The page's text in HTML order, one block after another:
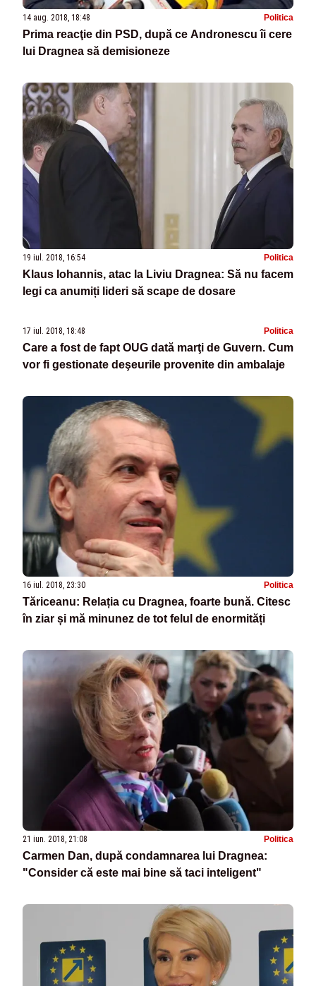
14 aug. 2018, 18:48 Politica
Prima reacţie din PSD, după ce Andronescu îi cere
lui Dragnea să demisioneze
19 iul. 2018, 16:54 Politica
Klaus Iohannis, atac la Liviu Dragnea: Să nu facem
legi ca anumiți lideri să scape de dosare
17 iul. 2018, 18:48 Politica
Care a fost de fapt OUG dată marţi de Guvern. Cum
vor fi gestionate deşeurile provenite din ambalaje
16 iul. 2018, 23:30 Politica
Tăriceanu: Relația cu Dragnea, foarte bună. Citesc
în ziar și mă minunez de tot felul de enormități
21 iun. 2018, 21:08 Politica
Carmen Dan, după condamnarea lui Dragnea:
"Consider că este mai bine să taci inteligent"